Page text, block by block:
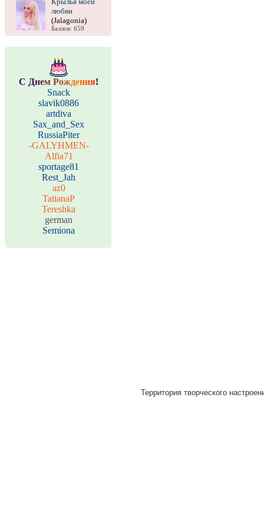
любви
(Jalagonia)
Баллов: 659
С Днем Рождения!
Snack
slavik0886
artdiva
Sax_and_Sex
RussiaPiter
-GALYHMEN-
Alfia71
sportage81
Rest_Jah
az0
TatianaP
Tereshka
german
Semiona
Территория творческого